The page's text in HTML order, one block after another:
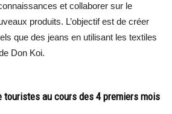
et collaborer sur le
produits. L’objectif est de créer
que des jeans en utilisant les textiles
Don Koi.
touristes au cours des 4 premiers mois